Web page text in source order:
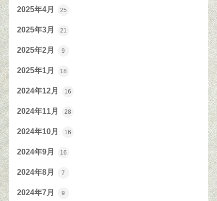
2025年4月 25
2025年3月 21
2025年2月 9
2025年1月 18
2024年12月 16
2024年11月 28
2024年10月 16
2024年9月 16
2024年8月 7
2024年7月 9